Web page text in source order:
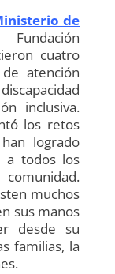
de
cuatro
atención
inclusiva.
los retos
logrado
a todos los
muchos
sus manos
desde su
familias, la